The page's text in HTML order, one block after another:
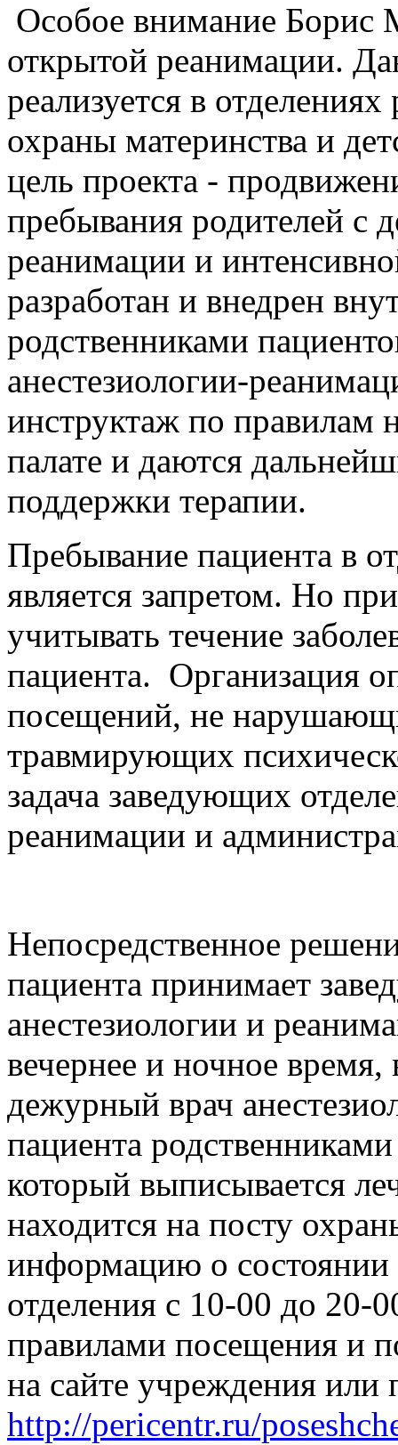
Особое внимание Борис
открытой реанимации.
реализуется в
охраны материнства и
цель проекта -
пребывания родителей с
реанимации и
разработан и внедрен
родственниками
анестезиологии-
инструктаж по правилам
палате и даются
поддержки терапии.
Пребывание пациента в
является запретом. Но
учитывать течение
пациента. Организация
посещений, не
травмирующих
задача заведующих
реанимации и
Непосредственное
пациента принимает
анестезиологии и
вечернее и ночное
дежурный врач
пациента
который выписывается
находится на посту
информацию о
отделения с 10-00 до 20-
правилами посещения и
на сайте учреждения или
http://pericentr.ru/